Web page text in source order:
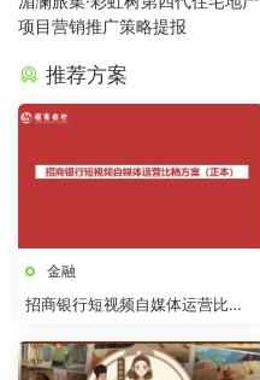
项目营销推广策略提报
推荐方案
金融
招商银行短视频自媒体运营比稿